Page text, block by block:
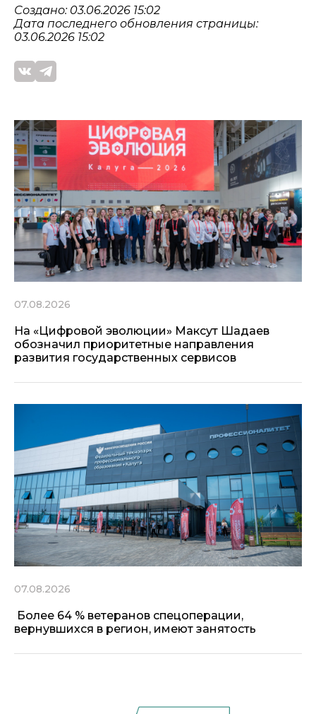
Создано: 03.06.2026 15:02
Дата последнего обновления страницы:
03.06.2026 15:02
07.08.2026
На «Цифровой эволюции» Максут Шадаев
обозначил приоритетные направления
развития государственных сервисов
07.08.2026
Более 64 % ветеранов спецоперации,
вернувшихся в регион, имеют занятость